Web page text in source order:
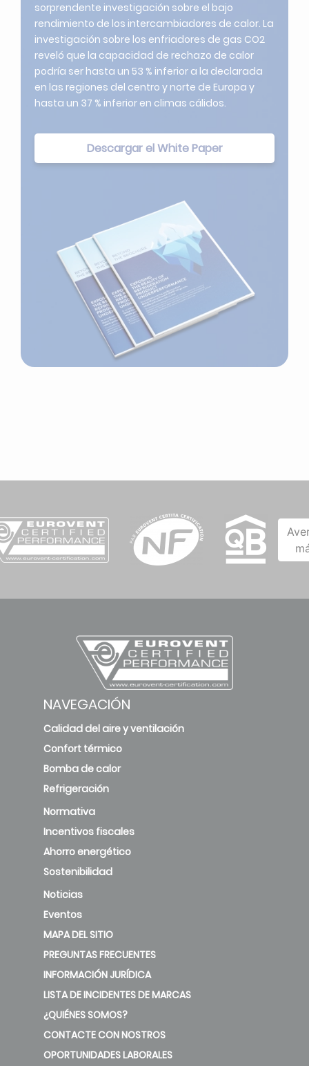
sorprendente investigación sobre el bajo
rendimiento de los intercambiadores de calor. La
investigación sobre los enfriadores de gas CO2
reveló que la capacidad de rechazo de calor
podría ser hasta un 53 % inferior a la declarada
en las regiones del centro y norte de Europa y
hasta un 37 % inferior en climas cálidos.
Descargar el White Paper
NAVEGACIÓN
Calidad del aire y ventilación
Confort térmico
Bomba de calor
Refrigeración
Normativa
Incentivos fiscales
Ahorro energético
Sostenibilidad
Noticias
Eventos
MAPA DEL SITIO
PREGUNTAS FRECUENTES
INFORMACIÓN JURÍDICA
LISTA DE INCIDENTES DE MARCAS
¿QUIÉNES SOMOS?
CONTACTE CON NOSTROS
OPORTUNIDADES LABORALES